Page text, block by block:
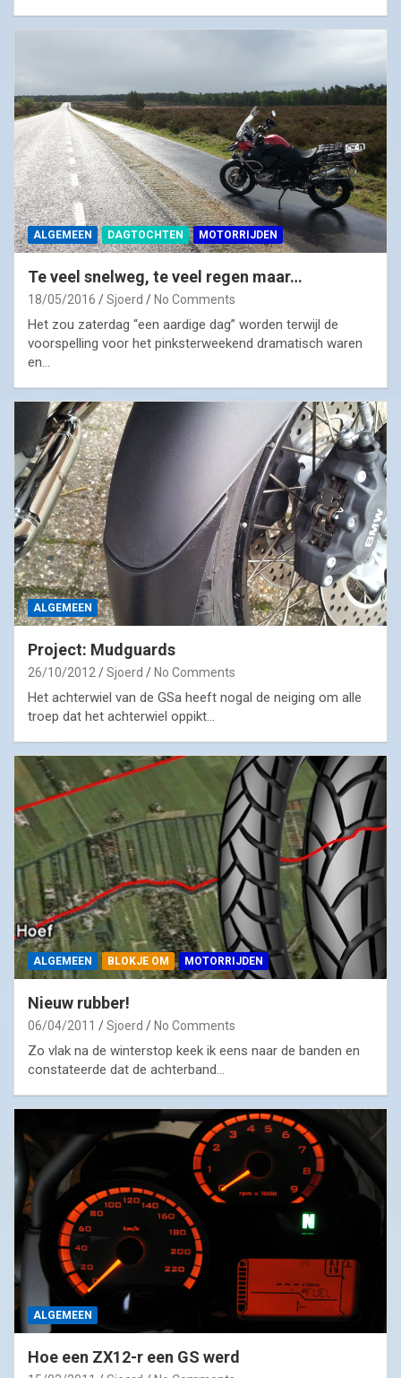
ALGEMEEN DAGTOCHTEN MOTORRIJDEN
Te veel snelweg, te veel regen maar…
18/05/2016 Sjoerd No Comments
Het zou zaterdag “een aardige dag” worden terwijl de
voorspelling voor het pinksterweekend dramatisch waren
en…
ALGEMEEN
Project: Mudguards
26/10/2012 Sjoerd No Comments
Het achterwiel van de GSa heeft nogal de neiging om alle
troep dat het achterwiel oppikt…
ALGEMEEN BLOKJE OM MOTORRIJDEN
Nieuw rubber!
06/04/2011 Sjoerd No Comments
Zo vlak na de winterstop keek ik eens naar de banden en
constateerde dat de achterband…
ALGEMEEN
Hoe een ZX12-r een GS werd